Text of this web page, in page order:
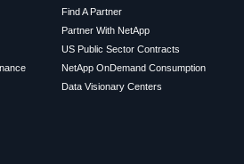
Find A Partner
Partner With NetApp
US Public Sector Contracts
NetApp OnDemand Consumption
Data Visionary Centers